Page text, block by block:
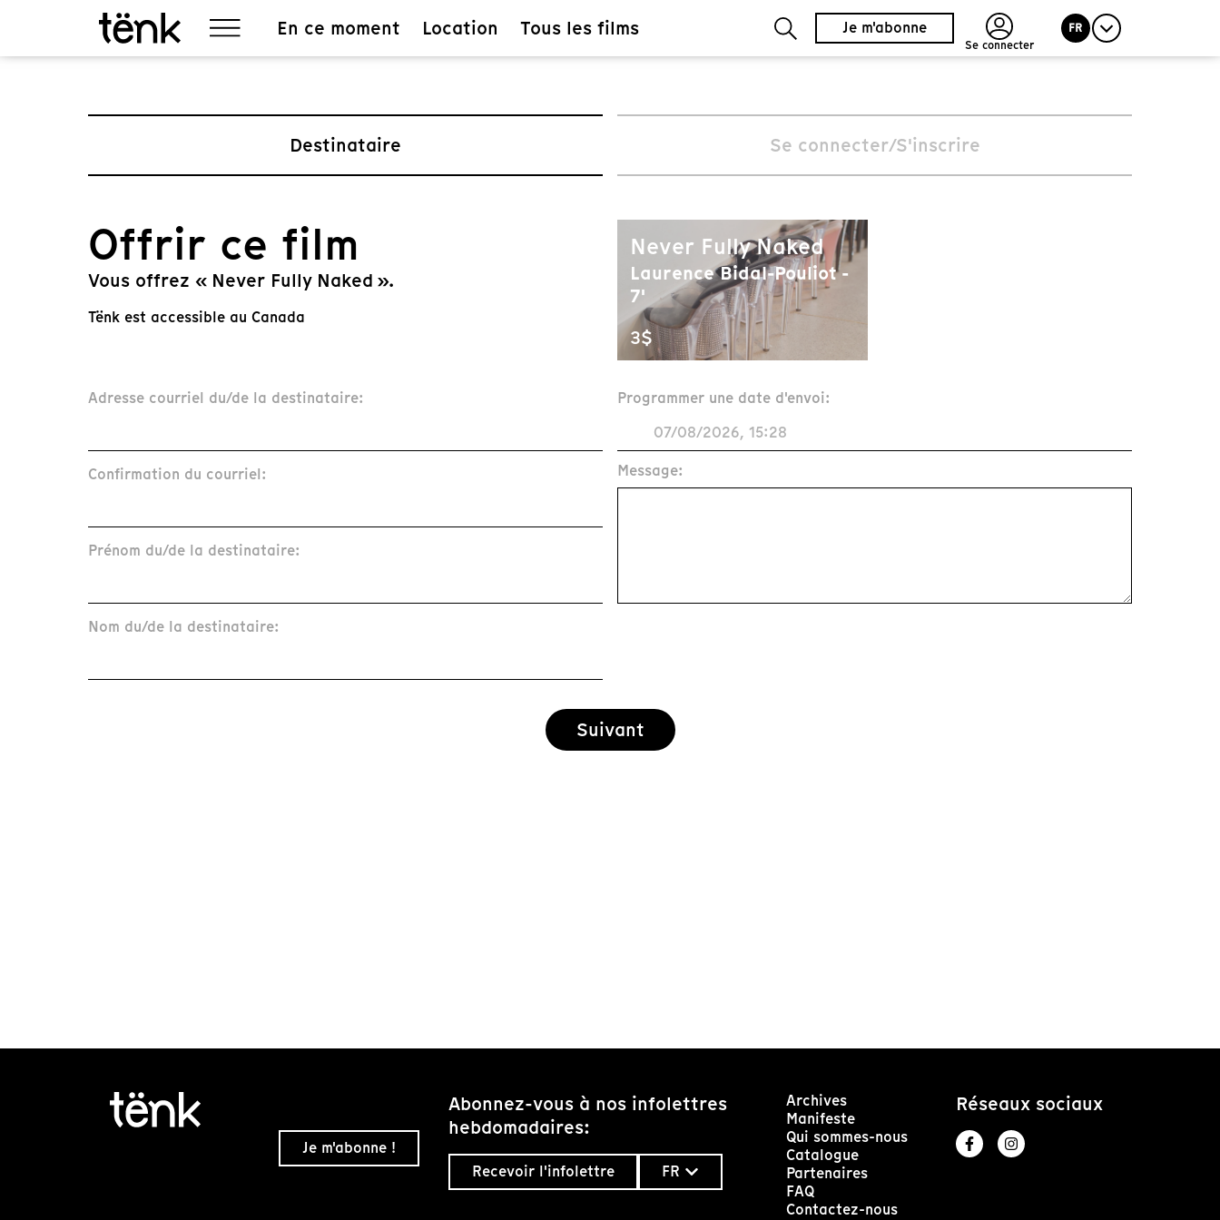
En ce moment Location Tous les films Je m'abonne
Se connecter
FR
Destinataire Se connecter/S'inscrire
Offrir ce film
Vous offrez « Never Fully Naked ».
Tënk est accessible au Canada
Never Fully Naked
Laurence Bidal-Pouliot -
7'
3$
Adresse courriel du/de la destinataire:
Confirmation du courriel:
Prénom du/de la destinataire:
Nom du/de la destinataire:
Programmer une date d'envoi:
Message:
Suivant
Je m'abonne !
Abonnez-vous à nos infolettres
hebdomadaires:
Recevoir l'infolettre FR
Archives
Manifeste
Qui sommes-nous
Catalogue
Partenaires
FAQ
Contactez-nous
Réseaux sociaux